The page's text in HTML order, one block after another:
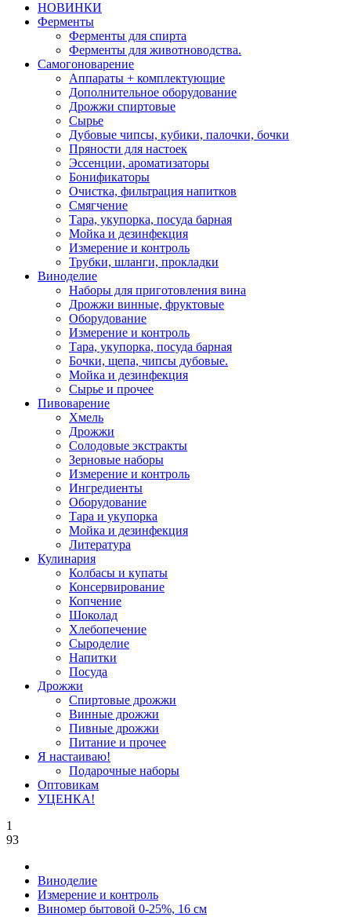
НОВИНКИ
Ферменты
Ферменты для спирта
Ферменты для животноводства.
Самогоноварение
Аппараты + комплектующие
Дополнительное оборудование
Дрожжи спиртовые
Сырье
Дубовые чипсы, кубики, палочки, бочки
Пряности для настоек
Эссенции, ароматизаторы
Бонификаторы
Очистка, фильтрация напитков
Смягчение
Тара, укупорка, посуда барная
Мойка и дезинфекция
Измерение и контроль
Трубки, шланги, прокладки
Виноделие
Наборы для приготовления вина
Дрожжи винные, фруктовые
Оборудование
Измерение и контроль
Тара, укупорка, посуда барная
Бочки, щепа, чипсы дубовые.
Мойка и дезинфекция
Сырье и прочее
Пивоварение
Хмель
Дрожжи
Солодовые экстракты
Зерновые наборы
Измерение и контроль
Ингредиенты
Оборудование
Тара и укупорка
Мойка и дезинфекция
Литература
Кулинария
Колбасы и купаты
Консервирование
Копчение
Шоколад
Хлебопечение
Сыроделие
Напитки
Посуда
Дрожжи
Спиртовые дрожжи
Винные дрожжи
Пивные дрожжи
Питание и прочее
Я настаиваю!
Подарочные наборы
Оптовикам
УЦЕНКА!
1
93
Виноделие
Измерение и контроль
Виномер бытовой 0-25%, 16 см